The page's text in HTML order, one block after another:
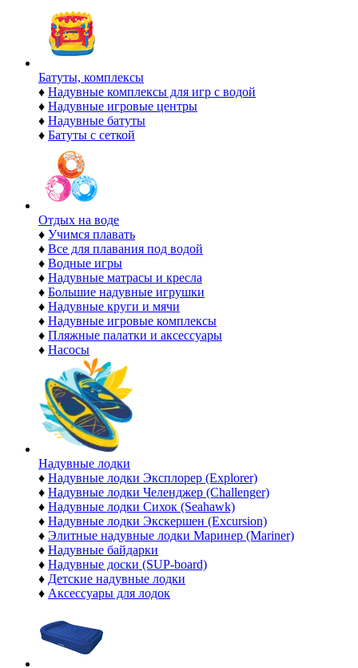
Батуты, комплексы
♦ Надувные комплексы для игр с водой
♦ Надувные игровые центры
♦ Надувные батуты
♦ Батуты с сеткой
Отдых на воде
♦ Учимся плавать
♦ Все для плавания под водой
♦ Водные игры
♦ Надувные матрасы и кресла
♦ Большие надувные игрушки
♦ Надувные круги и мячи
♦ Надувные игровые комплексы
♦ Пляжные палатки и аксессуары
♦ Насосы
Надувные лодки
♦ Надувные лодки Эксплорер (Explorer)
♦ Надувные лодки Челенджер (Challenger)
♦ Надувные лодки Сихок (Seahawk)
♦ Надувные лодки Экскершен (Excursion)
♦ Элитные надувные лодки Маринер (Mariner)
♦ Надувные байдарки
♦ Надувные доски (SUP-board)
♦ Детские надувные лодки
♦ Аксессуары для лодок